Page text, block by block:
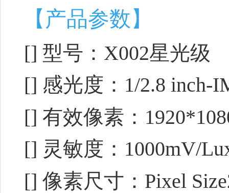
【产品参数】
[] 型号：X002星光级
[] 感光度：1/2.8 inch-
[] 有效像素：
[] 灵敏度：1000mV/
[] 像素尺寸：Pixel